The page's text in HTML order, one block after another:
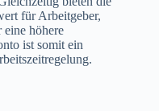
für Arbeitgeber,
höhere
ist somit ein